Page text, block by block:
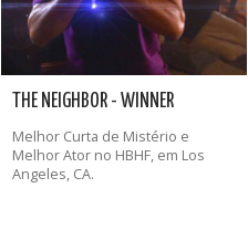
THE NEIGHBOR - WINNER
Melhor Curta de Mistério e
Melhor Ator no HBHF, em Los
Angeles, CA.